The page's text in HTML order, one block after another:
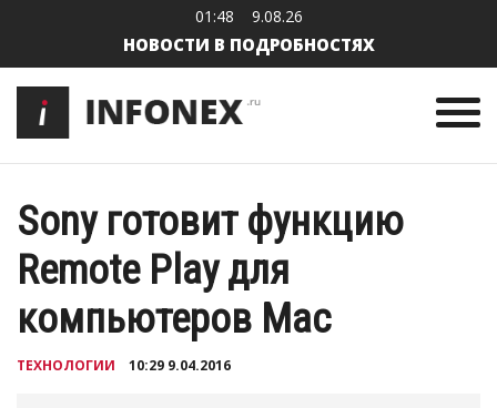
01:48 9.08.26
НОВОСТИ В ПОДРОБНОСТЯХ
Sony готовит функцию
Remote Play для
компьютеров Mac
ТЕХНОЛОГИИ 10:29 9.04.2016